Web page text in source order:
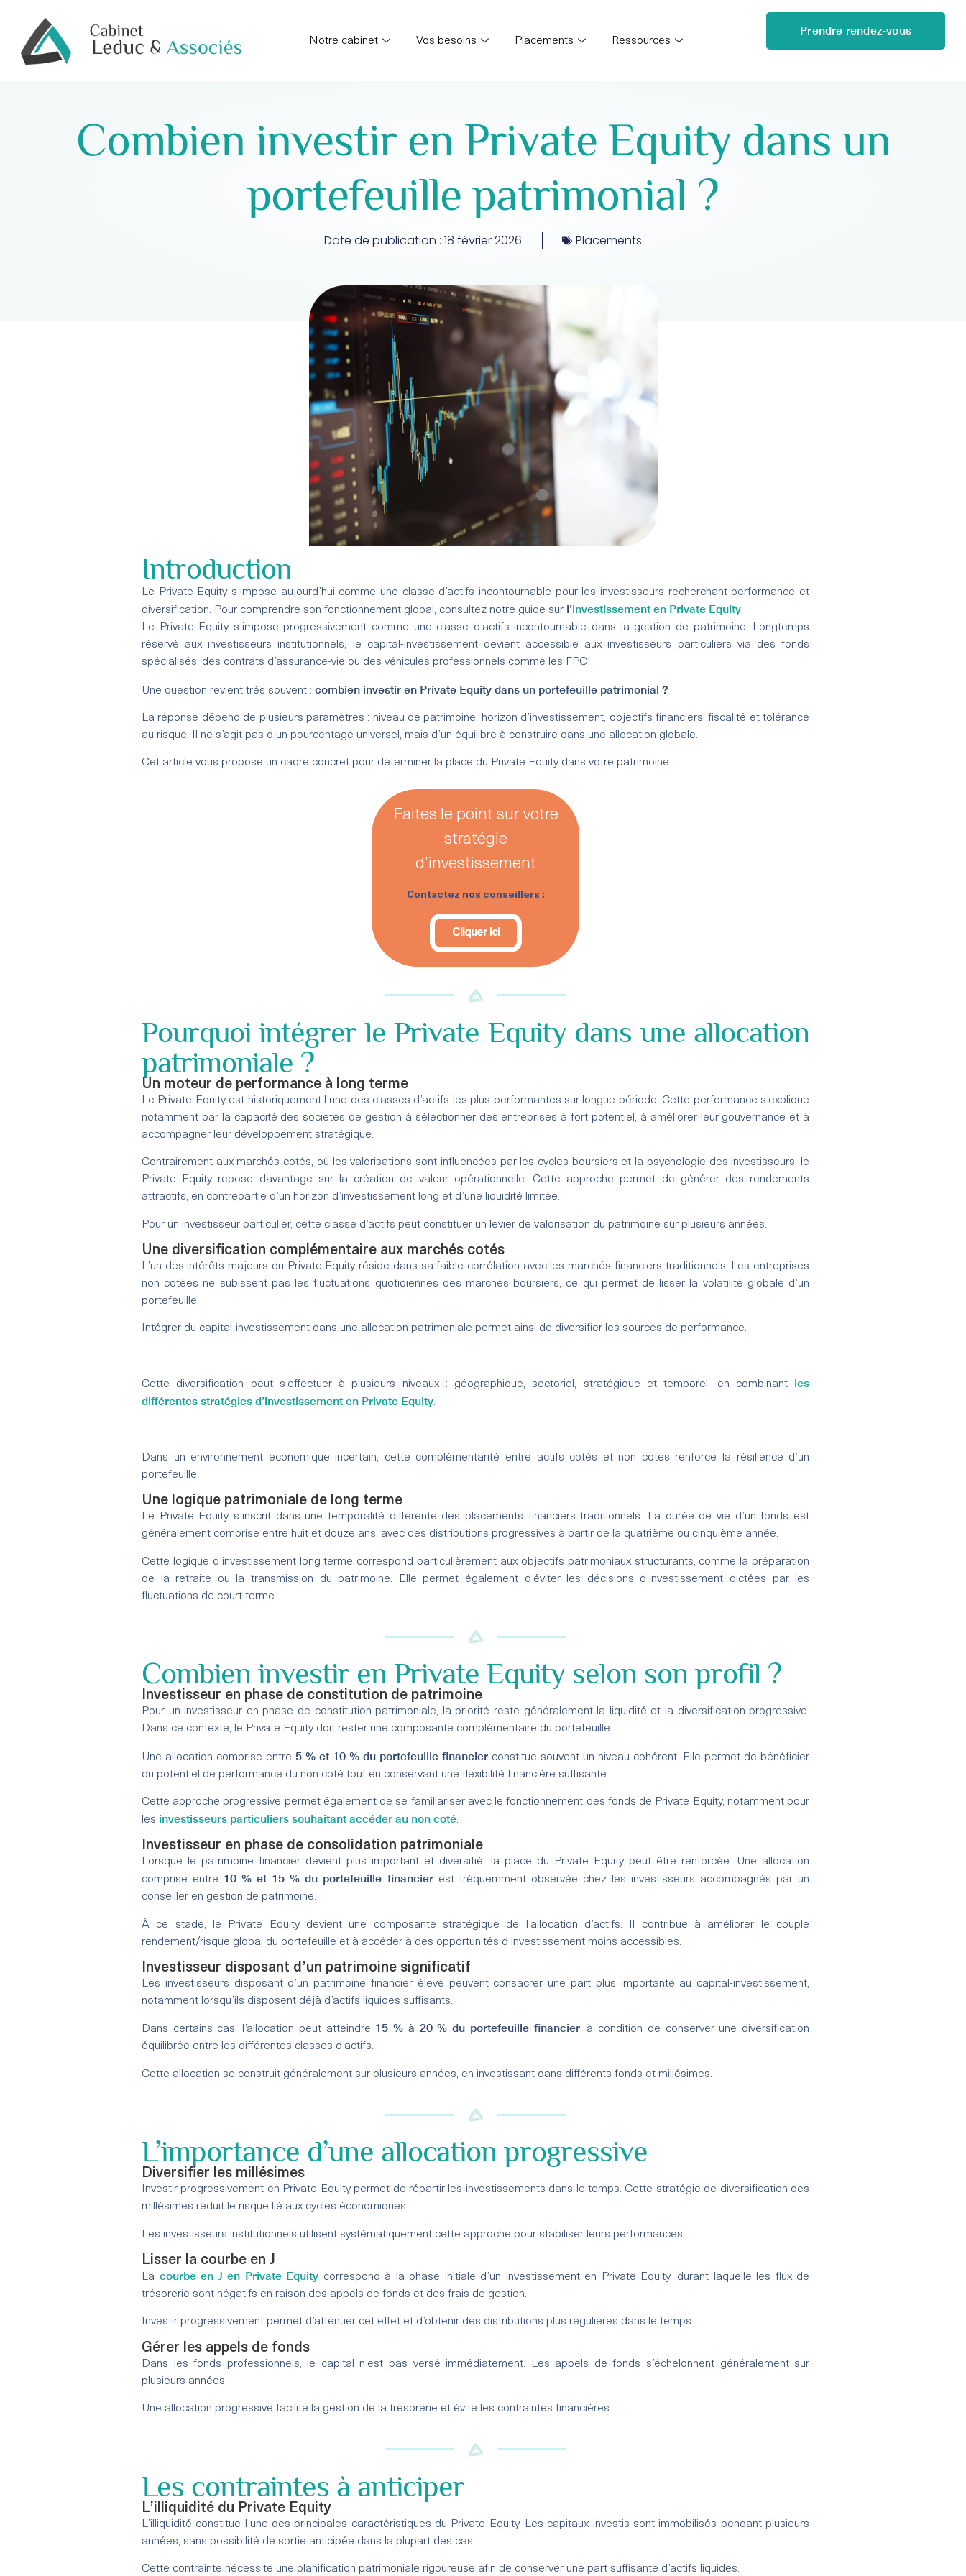
Notre cabinet Vos besoins Placements Ressources
Prendre rendez-vous
Combien investir en Private Equity dans un
portefeuille patrimonial ?
Date de publication : 18 février 2026 Placements
Introduction
Le Private Equity s’impose aujourd’hui comme une classe d’actifs incontournable pour les investisseurs recherchant performance et
diversification. Pour comprendre son fonctionnement global, consultez notre guide sur l’investissement en Private Equity.
Le Private Equity s’impose progressivement comme une classe d’actifs incontournable dans la gestion de patrimoine. Longtemps
réservé aux investisseurs institutionnels, le capital-investissement devient accessible aux investisseurs particuliers via des fonds
spécialisés, des contrats d’assurance-vie ou des véhicules professionnels comme les FPCI.
Une question revient très souvent : combien investir en Private Equity dans un portefeuille patrimonial ?
La réponse dépend de plusieurs paramètres : niveau de patrimoine, horizon d’investissement, objectifs financiers, fiscalité et tolérance
au risque. Il ne s’agit pas d’un pourcentage universel, mais d’un équilibre à construire dans une allocation globale.
Cet article vous propose un cadre concret pour déterminer la place du Private Equity dans votre patrimoine.
Faites le point sur votre
stratégie
d’investissement
Contactez nos conseillers :
Cliquer ici
Pourquoi intégrer le Private Equity dans une allocation
patrimoniale ?
Un moteur de performance à long terme
Le Private Equity est historiquement l’une des classes d’actifs les plus performantes sur longue période. Cette performance s’explique
notamment par la capacité des sociétés de gestion à sélectionner des entreprises à fort potentiel, à améliorer leur gouvernance et à
accompagner leur développement stratégique.
Contrairement aux marchés cotés, où les valorisations sont influencées par les cycles boursiers et la psychologie des investisseurs, le
Private Equity repose davantage sur la création de valeur opérationnelle. Cette approche permet de générer des rendements
attractifs, en contrepartie d’un horizon d’investissement long et d’une liquidité limitée.
Pour un investisseur particulier, cette classe d’actifs peut constituer un levier de valorisation du patrimoine sur plusieurs années.
Une diversification complémentaire aux marchés cotés
L’un des intérêts majeurs du Private Equity réside dans sa faible corrélation avec les marchés financiers traditionnels. Les entreprises
non cotées ne subissent pas les fluctuations quotidiennes des marchés boursiers, ce qui permet de lisser la volatilité globale d’un
portefeuille.
Intégrer du capital-investissement dans une allocation patrimoniale permet ainsi de diversifier les sources de performance.
Cette diversification peut s’effectuer à plusieurs niveaux : géographique, sectoriel, stratégique et temporel, en combinant les
différentes stratégies d’investissement en Private Equity.
Dans un environnement économique incertain, cette complémentarité entre actifs cotés et non cotés renforce la résilience d’un
portefeuille.
Une logique patrimoniale de long terme
Le Private Equity s’inscrit dans une temporalité différente des placements financiers traditionnels. La durée de vie d’un fonds est
généralement comprise entre huit et douze ans, avec des distributions progressives à partir de la quatrième ou cinquième année.
Cette logique d’investissement long terme correspond particulièrement aux objectifs patrimoniaux structurants, comme la préparation
de la retraite ou la transmission du patrimoine. Elle permet également d’éviter les décisions d’investissement dictées par les
fluctuations de court terme.
Combien investir en Private Equity selon son profil ?
Investisseur en phase de constitution de patrimoine
Pour un investisseur en phase de constitution patrimoniale, la priorité reste généralement la liquidité et la diversification progressive.
Dans ce contexte, le Private Equity doit rester une composante complémentaire du portefeuille.
Une allocation comprise entre 5 % et 10 % du portefeuille financier constitue souvent un niveau cohérent. Elle permet de bénéficier
du potentiel de performance du non coté tout en conservant une flexibilité financière suffisante.
Cette approche progressive permet également de se familiariser avec le fonctionnement des fonds de Private Equity, notamment pour
les investisseurs particuliers souhaitant accéder au non coté.
Investisseur en phase de consolidation patrimoniale
Lorsque le patrimoine financier devient plus important et diversifié, la place du Private Equity peut être renforcée. Une allocation
comprise entre 10 % et 15 % du portefeuille financierest fréquemment observée chez les investisseurs accompagnés par un
conseiller en gestion de patrimoine.
À ce stade, le Private Equity devient une composante stratégique de l’allocation d’actifs. Il contribue à améliorer le couple
rendement/risque global du portefeuille et à accéder à des opportunités d’investissement moins accessibles.
Investisseur disposant d’un patrimoine significatif
Les investisseurs disposant d’un patrimoine financier élevé peuvent consacrer une part plus importante au capital-investissement,
notamment lorsqu’ils disposent déjà d’actifs liquides suffisants.
Dans certains cas, l’allocation peut atteindre 15 % à 20 % du portefeuille financier, à condition de conserver une diversification
équilibrée entre les différentes classes d’actifs.
Cette allocation se construit généralement sur plusieurs années, en investissant dans différents fonds et millésimes.
L’importance d’une allocation progressive
Diversifier les millésimes
Investir progressivement en Private Equity permet de répartir les investissements dans le temps. Cette stratégie de diversification des
millésimes réduit le risque lié aux cycles économiques.
Les investisseurs institutionnels utilisent systématiquement cette approche pour stabiliser leurs performances.
Lisser la courbe en J
La courbe en J en Private Equity correspond à la phase initiale d’un investissement en Private Equity, durant laquelle les flux de
trésorerie sont négatifs en raison des appels de fonds et des frais de gestion.
Investir progressivement permet d’atténuer cet effet et d’obtenir des distributions plus régulières dans le temps.
Gérer les appels de fonds
Dans les fonds professionnels, le capital n’est pas versé immédiatement. Les appels de fonds s’échelonnent généralement sur
plusieurs années.
Une allocation progressive facilite la gestion de la trésorerie et évite les contraintes financières.
Les contraintes à anticiper
L’illiquidité du Private Equity
L’illiquidité constitue l’une des principales caractéristiques du Private Equity. Les capitaux investis sont immobilisés pendant plusieurs
années, sans possibilité de sortie anticipée dans la plupart des cas.
Cette contrainte nécessite une planification patrimoniale rigoureuse afin de conserver une part suffisante d’actifs liquides.